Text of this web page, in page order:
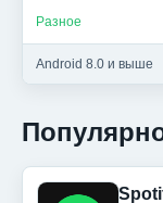
Разное
Android 8.0 и выше